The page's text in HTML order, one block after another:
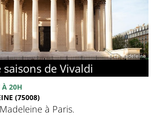
© La Madeleine
saisons de Vivaldi
À 20H
(75008)
à Paris.